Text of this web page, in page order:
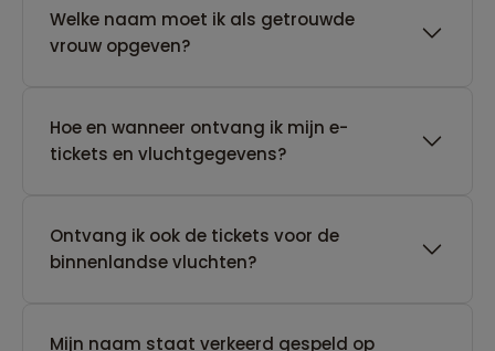
Welke naam moet ik als getrouwde
vrouw opgeven?
Hoe en wanneer ontvang ik mijn e-
tickets en vluchtgegevens?
Ontvang ik ook de tickets voor de
binnenlandse vluchten?
Mijn naam staat verkeerd gespeld op